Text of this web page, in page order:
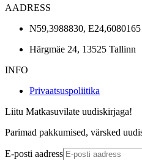
AADRESS
N59,3988830, E24,6080165
Härgmäe 24, 13525 Tallinn
INFO
Privaatsuspoliitika
Liitu Matkasuvilate uudiskirjaga!
Parimad pakkumised, värsked
E-posti aadress